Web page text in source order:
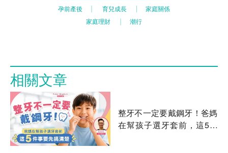
相關文章
整牙不一定要戴鋼牙！爸媽
在幫孩子選牙套前，這5件